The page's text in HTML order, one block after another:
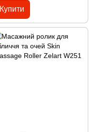
Купити